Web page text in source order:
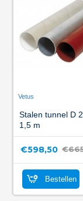
Vetus
Stalen tunnel D
1,5 m
€598,50
Bestellen